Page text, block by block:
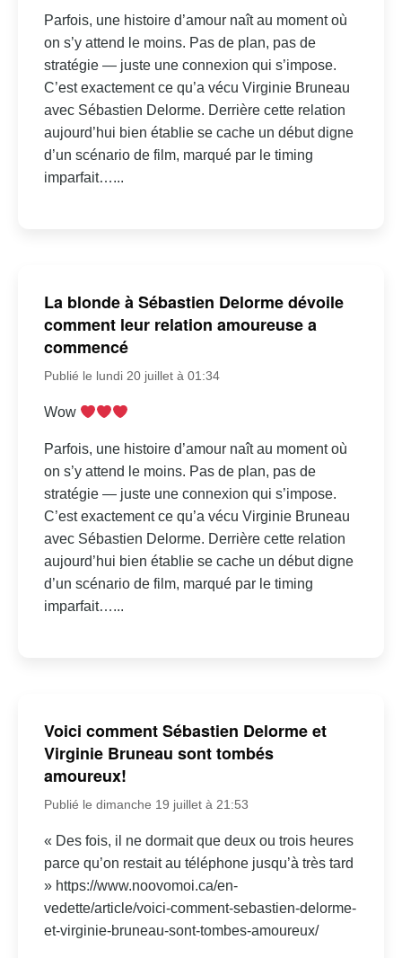
Parfois, une histoire d’amour naît au moment où
on s’y attend le moins. Pas de plan, pas de
stratégie — juste une connexion qui s’impose.
C’est exactement ce qu’a vécu Virginie Bruneau
avec Sébastien Delorme. Derrière cette relation
aujourd’hui bien établie se cache un début digne
d’un scénario de film, marqué par le timing
imparfait…...
La blonde à Sébastien Delorme dévoile
comment leur relation amoureuse a
commencé
Publié le lundi 20 juillet à 01:34
Wow
Parfois, une histoire d’amour naît au moment où
on s’y attend le moins. Pas de plan, pas de
stratégie — juste une connexion qui s’impose.
C’est exactement ce qu’a vécu Virginie Bruneau
avec Sébastien Delorme. Derrière cette relation
aujourd’hui bien établie se cache un début digne
d’un scénario de film, marqué par le timing
imparfait…...
Voici comment Sébastien Delorme et
Virginie Bruneau sont tombés
amoureux!
Publié le dimanche 19 juillet à 21:53
« Des fois, il ne dormait que deux ou trois heures
parce qu’on restait au téléphone jusqu’à très tard
» https://www.noovomoi.ca/en-
vedette/article/voici-comment-sebastien-delorme-
et-virginie-bruneau-sont-tombes-amoureux/